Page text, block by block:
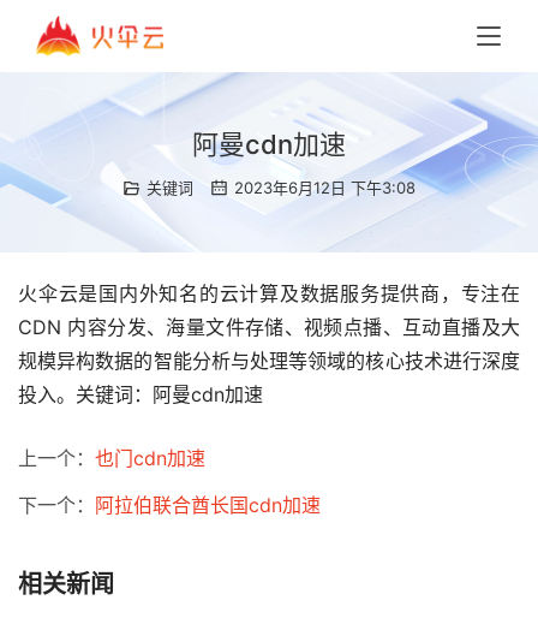
阿曼cdn加速
关键词 2023年6月12日 下午3:08
火伞云是国内外知名的云计算及数据服务提供商，专注在
CDN 内容分发、海量文件存储、视频点播、互动直播及大
规模异构数据的智能分析与处理等领域的核心技术进行深度
投入。关键词：阿曼cdn加速
上一个： 也门cdn加速
下一个： 阿拉伯联合酋长国cdn加速
相关新闻